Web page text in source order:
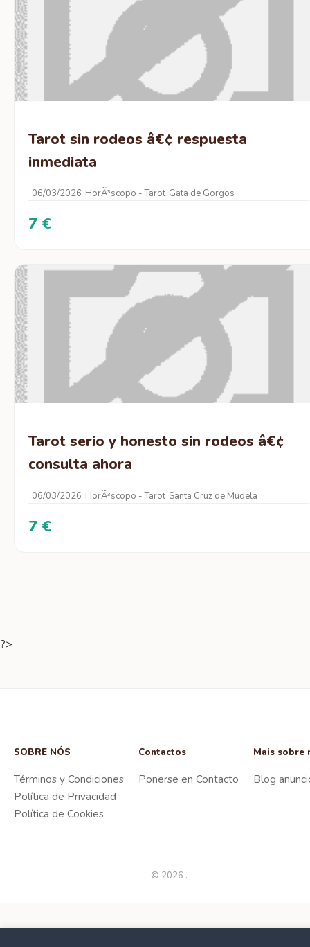
Tarot sin rodeos â€¢ respuesta
inmediata
06/03/2026 HorÃ³scopo - Tarot Gata de Gorgos
7 €
Tarot serio y honesto sin rodeos â€¢
consulta ahora
06/03/2026 HorÃ³scopo - Tarot Santa Cruz de Mudela
7 €
?>
SOBRE NÓS
Términos y Condiciones
Política de Privacidad
Política de Cookies
Contactos
Ponerse en Contacto
Mais sobre
Blog
© 2026 .